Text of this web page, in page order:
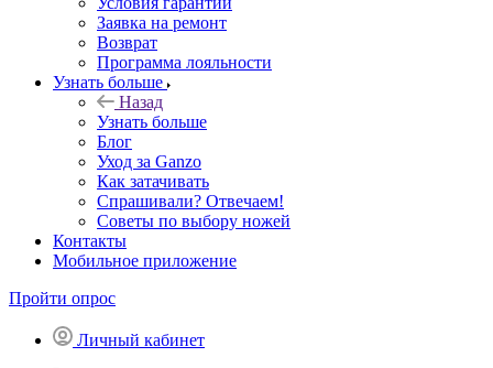
Заявка на ремонт
Возврат
Программа лояльности
Узнать больше
Назад
Узнать больше
Блог
Уход за Ganzo
Как затачивать
Спрашивали? Отвечаем!
Советы по выбору ножей
Контакты
Мобильное приложение
Пройти опрос
Личный кабинет